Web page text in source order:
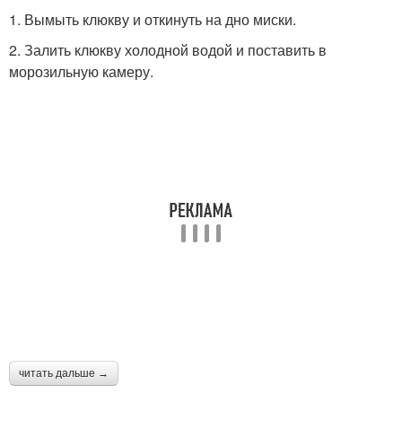
1. Вымыть клюкву и откинуть на дно миски.
2. Залить клюкву холодной водой и поставить в
морозильную камеру.
читать дальше →